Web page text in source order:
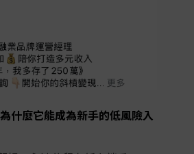
什麼它能成為新手的低風險入